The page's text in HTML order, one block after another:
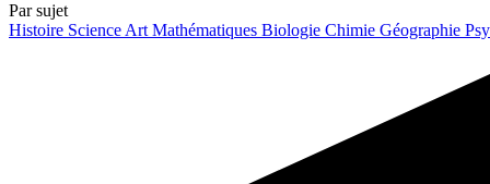
Par sujet
Histoire Science Art Mathématiques Biologie Chimie Géographie